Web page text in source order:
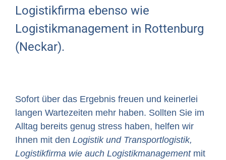
Logistikfirma ebenso wie
Logistikmanagement in Rottenburg
(Neckar).
Sofort über das Ergebnis freuen und keinerlei
langen Wartezeiten mehr haben. Sollten Sie im
Alltag bereits genug stress haben, helfen wir
Ihnen mit den Logistik und Transportlogistik,
Logistikfirma wie auch Logistikmanagementmit